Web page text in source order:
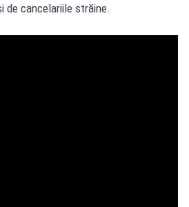
cancelariile străine.